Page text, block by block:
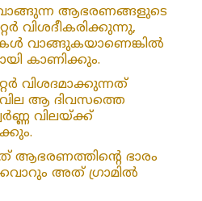
ആഭരണങ്ങളുടെ
വിശദീകരിക്കുന്നു,
വാങ്ങുകയാണെങ്കിൽ
കാണിക്കും.
വിശദമാക്കുന്നത്
ആ ദിവസത്തെ
വിലയ്ക്ക്
ആഭരണത്തിന്റെ ഭാരം
അത് ഗ്രാമിൽ